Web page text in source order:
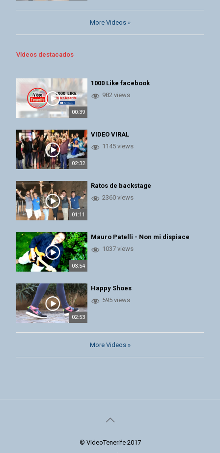
More Videos »
Vídeos destacados
00:39
1000 Like facebook
982 views
02:32
VIDEO VIRAL
1145 views
01:11
Ratos de backstage
2360 views
03:54
Mauro Patelli - Non mi dispiace
1037 views
02:53
Happy Shoes
595 views
More Videos »
© VideoTenerife 2017